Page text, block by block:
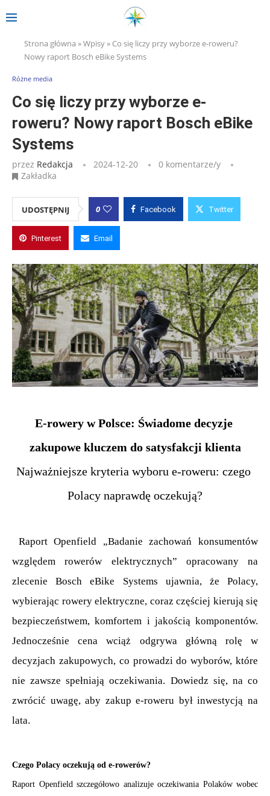
Strona główna »Wpisy» Co się liczy przy wyborze e-roweru?
Nowy raport Bosch eBike Systems
Różne media
Co się liczy przy wyborze e-
roweru? Nowy raport Bosch eBike
Systems
przez Redakcja 2024-12-20
0 komentarze/y
Zakładka
UDOSTĘPNIJ 0 Facebook Twitter
Pinterest Email
E-rowery w Polsce: Świadome decyzje
zakupowe kluczem do satysfakcji klienta
Najważniejsze kryteria wyboru e-roweru: czego
Polacy naprawdę oczekują?
względem rowerów elektrycznych” opracowany na
zlecenie Bosch eBike Systems ujawnia, że Polacy,
wybierając rowery elektryczne, coraz częściej kierują się
bezpieczeństwem, komfortem i jakością komponentów.
Jednocześnie cena wciąż odgrywa główną rolę w
decyzjach zakupowych, co prowadzi do wyborów, które
nie zawsze spełniają oczekiwania. Dowiedz się, na co
zwrócić uwagę, aby zakup e-roweru był inwestycją na
lata.
Czego Polacy oczekują od e-rowerów?
Raport Openfield szczegółowo analizuje oczekiwania Polaków wobec